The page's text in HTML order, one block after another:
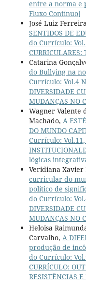
entre a norma e
Fluxo Contínuo]
José Luiz
SENTIDOS DE
do Currículo:
CURRICULARES:
Catarina
do Bullying na
Currículo: Vol.4
DIVERSIDADE
MUDANÇAS NO
Wagner Valente
Machado, A
DO MUNDO
Currículo: Vol.11,
lógicas
Veridiana Xavier
curricular do
político de
do Currículo:
DIVERSIDADE
MUDANÇAS NO
Heloisa
Carvalho, A
produção de
do Currículo:
CURRÍCULO:
RESISTÊNCIAS E